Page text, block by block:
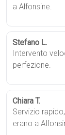
a Alfonsine.
Stefano L.
Intervento
perfezione.
Chiara T.
Servizio
erano a